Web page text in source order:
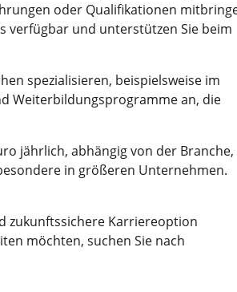
oder Qualifikationen
verfügbar und unterstützen Sie beim
spezialisieren, beispielsweise im
Weiterbildungsprogramme an, die
jährlich, abhängig von der Branche,
in größeren Unternehmen.
zukunftssichere Karriereoption
möchten, suchen Sie nach